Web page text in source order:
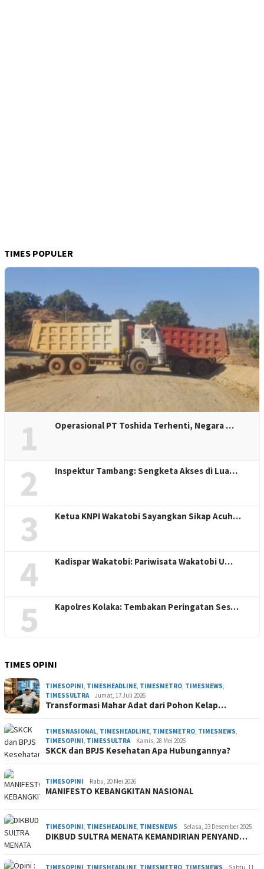
TIMES POPULER
1 Operasional PT Toshida Terhenti, Negara …
2 Inspektur Tambang: Sengketa Akses di Lua…
3 Ketua KNPI Wakatobi Sayangkan Sikap Acuh…
4 Kadispar Wakatobi: Pariwisata Wakatobi U…
5 Kapolres Kolaka: Tembakan Peringatan Ses…
TIMES OPINI
TIMESOPINI, TIMESHEADLINE, TIMESMETRO, TIMESNEWS,
TIMESSULTRA
Jumat, 17 Juli 2026
Transformasi Mahar Adat dari Pohon Kelap…
TIMESNASIONAL, TIMESHEADLINE, TIMESMETRO, TIMESNEWS,
TIMESOPINI, TIMESSULTRA Kamis, 28 Mei 2026
SKCK dan BPJS Kesehatan Apa Hubungannya?
TIMESOPINI Rabu, 20 Mei 2026
MANIFESTO KEBANGKITAN NASIONAL
TIMESOPINI, TIMESHEADLINE, TIMESNEWS Selasa, 23 Desember 2025
DIKBUD SULTRA MENATA KEMANDIRIAN PENYAND…
TIMESOPINI TIMESHEADLINE TIMESMETRO TIMESNEWS Sabtu, 11